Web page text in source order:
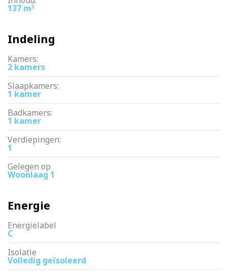
137 m3
Indeling
Kamers:
2 kamers
Slaapkamers:
1 kamer
Badkamers:
1 kamer
Verdiepingen:
1
Gelegen op
Woonlaag 1
Energie
Energielabel
C
Isolatie
Volledig geïsoleerd